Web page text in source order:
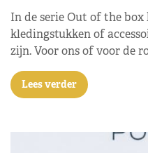
In de serie Out of the
kledingstukken of
zijn. Voor ons of voor de
Lees verder